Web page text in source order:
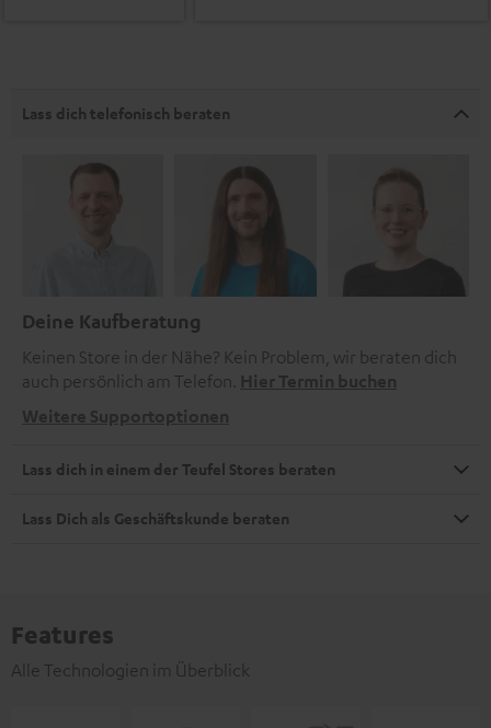
Lass dich telefonisch beraten
Deine Kaufberatung
Keinen Store in der Nähe? Kein Problem, wir beraten dich
auch persönlich am Telefon. Hier Termin buchen
Weitere Supportoptionen
Lass dich in einem der Teufel Stores beraten
Lass Dich als Geschäftskunde beraten
Features
Alle Technologien im Überblick